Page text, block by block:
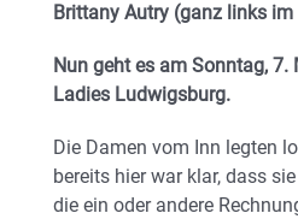
Brittany Autry (ganz links
Nun geht es am Sonntag,
Ladies Ludwigsburg.
Die Damen vom Inn legten
bereits hier war klar, dass
die ein oder andere